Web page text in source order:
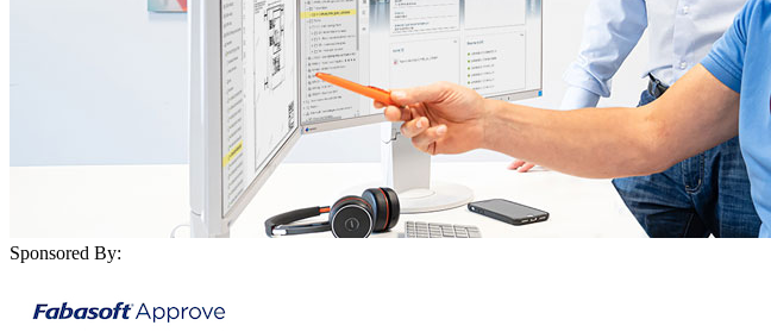
Sponsored By: